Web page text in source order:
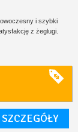
i szybki
z żeglugi.
SZCZEGÓŁY